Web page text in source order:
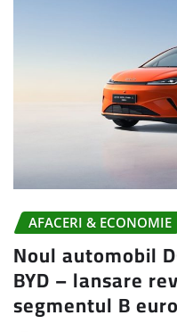
AFACERI & ECONOMIE
Noul automobil
BYD – lansare
segmentul B